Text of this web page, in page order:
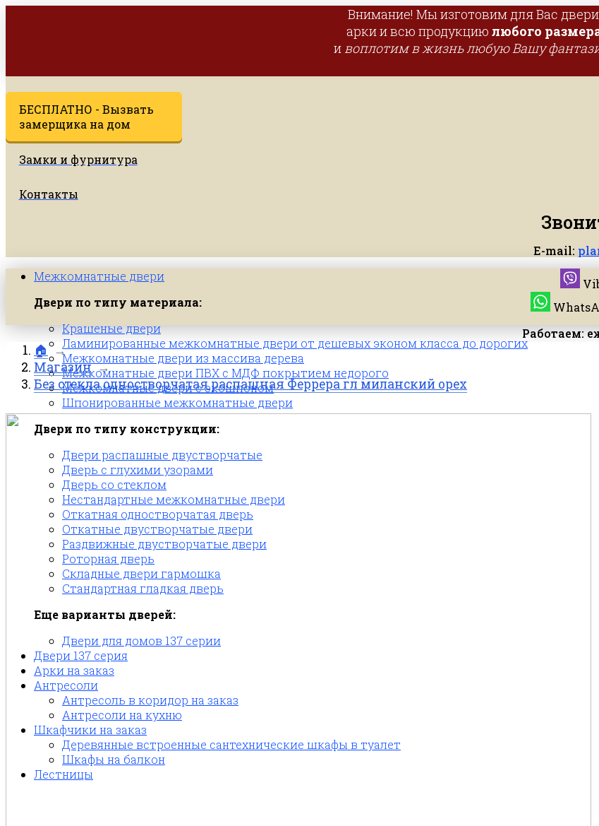
Внимание! Мы изготовим для Вас
арки и всю продукцию любого
и воплотим в жизнь любую Вашу
БЕСПЛАТНО - Вызвать
замерщика на дом
Замки и фурнитура
Контакты
E-mail:
Работаем:
Межкомнатные двери
Двери по типу материала:
Крашеные двери
Ламинированные межкомнатные двери от дешевых эконом класса до дорогих
Межкомнатные двери из массива дерева
Межкомнатные двери ПВХ с МДФ покрытием недорого
Межкомнатные двери с экошпоном
Шпонированные межкомнатные двери
Двери по типу конструкции:
Двери распашные двустворчатые
Дверь с глухими узорами
Дверь со стеклом
Нестандартные межкомнатные двери
Откатная одностворчатая дверь
Откатные двустворчатые двери
Раздвижные двустворчатые двери
Роторная дверь
Складные двери гармошка
Стандартная гладкая дверь
Еще варианты дверей:
Двери для домов 137 серии
Двери 137 серия
Арки на заказ
Антресоли
Антресоль в коридор на заказ
Антресоли на кухню
Шкафчики на заказ
Деревянные встроенные сантехнические шкафы в туалет
Шкафы на балкон
Лестницы
🏠 →
Магазин →
Без стекла одностворчатая распашная Феррера гл миланский орех